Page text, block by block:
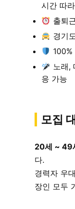
시간 따
출퇴
경기
노래,
응 가능
모집
20세 ~ 49
다.
경력자 우
장인 모두